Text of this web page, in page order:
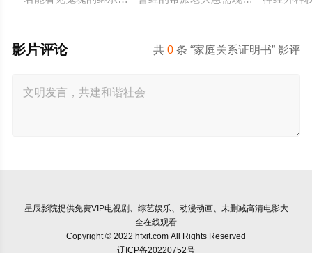
共0 条 “家庭关系证明书” 影评
影片评论
星辰影院提供免费VIP电视剧、综艺娱乐、动漫动画、未删减高清电影大
全在线观看
Copyright © 2022 hfxit.com All Rights Reserved
辽ICP备20220752号